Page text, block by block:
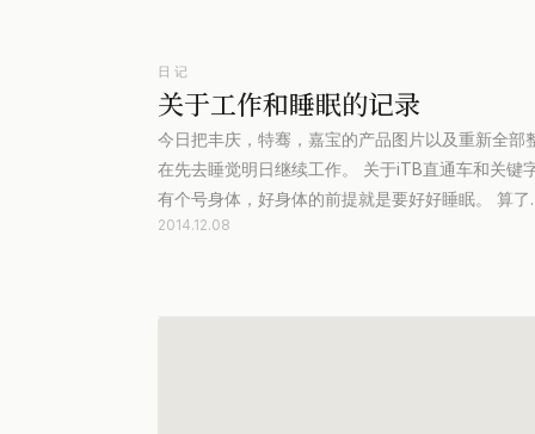
日记
关于工作和睡眠的记录
今日把丰庆，特骞，嘉宝的产品图片以及重新全
在先去睡觉明日继续工作。 关于iTB直通车和关键
有个号身体，好身体的前提就是要好好睡眠。 算
2014.12.08